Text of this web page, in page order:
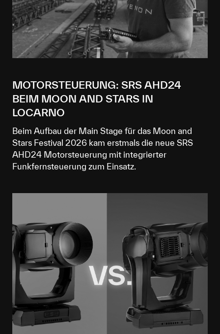
MOTORSTEUERUNG: SRS AHD24
BEIM MOON AND STARS IN
LOCARNO
Beim Aufbau der Main Stage für das Moon and
Stars Festival 2026 kam erstmals die neue SRS
AHD24 Motorsteuerung mit integrierter
Funkfernsteuerung zum Einsatz.